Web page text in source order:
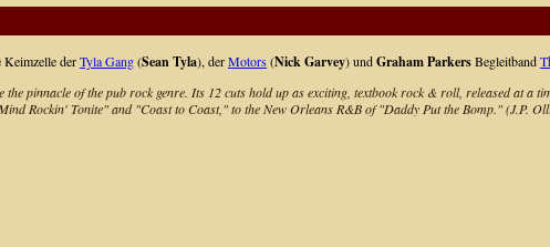
derTyla Gang(Sean Tyla), derMotors(Nick Garvey) undGraham ParkersBegleitband
the pinnacle of the pub rock genre. Its 12 cuts hold up as exciting, textbook rock & roll, released at a
Rockin' Tonite" and "Coast to Coast," to the New Orleans R&B of "Daddy Put the Bomp." (J.P.